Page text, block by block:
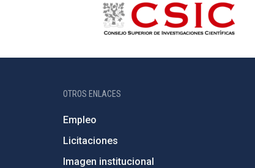
OTROS ENLACES
Empleo
Licitaciones
Imagen institucional